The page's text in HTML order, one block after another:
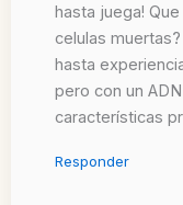
hasta juega!
celulas
hasta
pero con un
características
Responder